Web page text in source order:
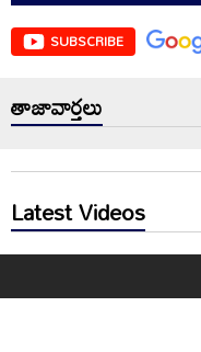
SUBSCRIBE
తాజావార్తలు
Latest Videos